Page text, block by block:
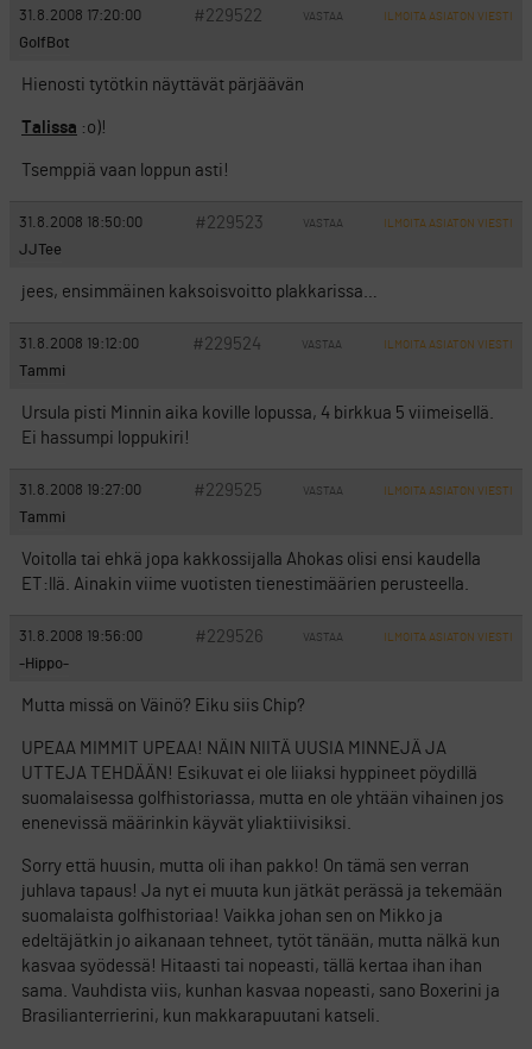
31.8.2008 17:20:00 #229522 VASTAA ILMOITA ASIATON VIESTI
GolfBot
Hienosti tytötkin näyttävät pärjäävän
Talissa :o)!
Tsemppiä vaan loppun asti!
31.8.2008 18:50:00 #229523 VASTAA ILMOITA ASIATON VIESTI
JJTee
jees, ensimmäinen kaksoisvoitto plakkarissa…
31.8.2008 19:12:00 #229524 VASTAA ILMOITA ASIATON VIESTI
Tammi
Ursula pisti Minnin aika koville lopussa, 4 birkkua 5 viimeisellä.
Ei hassumpi loppukiri!
31.8.2008 19:27:00 #229525 VASTAA ILMOITA ASIATON VIESTI
Tammi
Voitolla tai ehkä jopa kakkossijalla Ahokas olisi ensi kaudella
ET:llä. Ainakin viime vuotisten tienestimäärien perusteella.
31.8.2008 19:56:00 #229526 VASTAA ILMOITA ASIATON VIESTI
-Hippo-
Mutta missä on Väinö? Eiku siis Chip?
UPEAA MIMMIT UPEAA! NÄIN NIITÄ UUSIA MINNEJÄ JA
UTTEJA TEHDÄÄN! Esikuvat ei ole liiaksi hyppineet pöydillä
suomalaisessa golfhistoriassa, mutta en ole yhtään vihainen jos
enenevissä määrinkin käyvät yliaktiivisiksi.
Sorry että huusin, mutta oli ihan pakko! On tämä sen verran
juhlava tapaus! Ja nyt ei muuta kun jätkät perässä ja tekemään
suomalaista golfhistoriaa! Vaikka johan sen on Mikko ja
edeltäjätkin jo aikanaan tehneet, tytöt tänään, mutta nälkä kun
kasvaa syödessä! Hitaasti tai nopeasti, tällä kertaa ihan ihan
sama. Vauhdista viis, kunhan kasvaa nopeasti, sano Boxerini ja
Brasilianterrierini, kun makkarapuutani katseli.